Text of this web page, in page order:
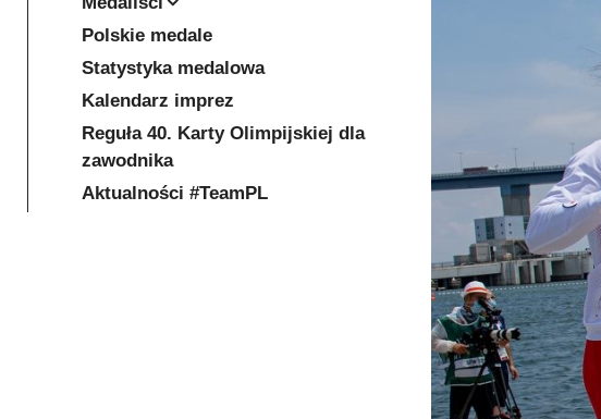
Polskie medale
Statystyka medalowa
Kalendarz imprez
Reguła 40. Karty Olimpijskiej dla
zawodnika
Aktualności #TeamPL